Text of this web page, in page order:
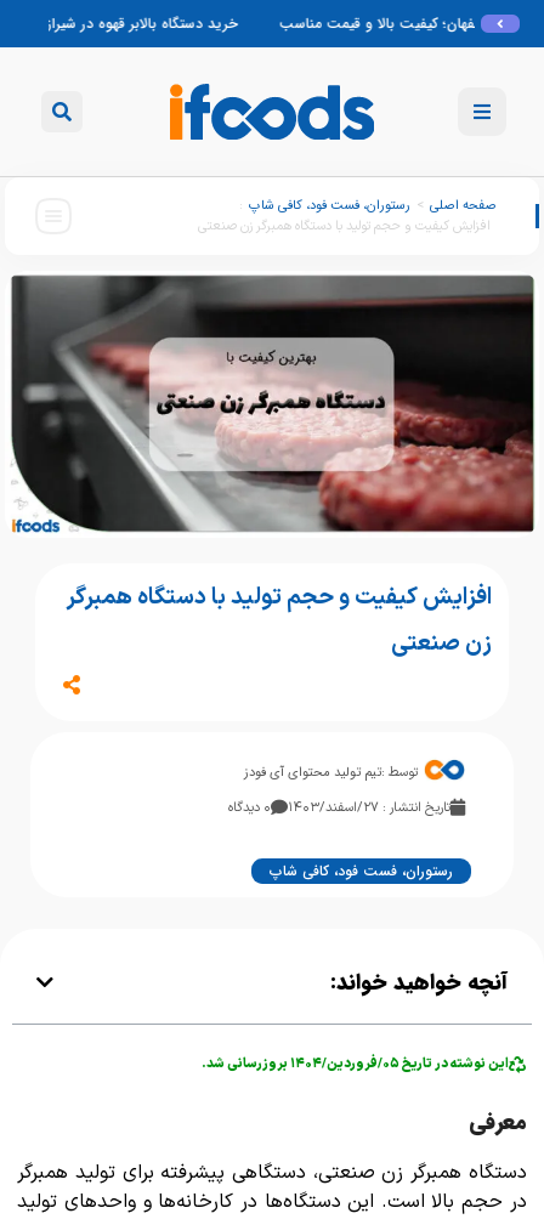
بالا و قیمت مناسب خرید دستگاه بالابر قهوه در شیراز با قیمت مناسب
صفحه اصلی > رستوران، فست فود، کافی شاپ :
افزایش کیفیت و حجم تولید با دستگاه همبرگر زن صنعتی
افزایش کیفیت و حجم تولید با دستگاه همبرگر
زن صنعتی
توسط :تیم تولید محتوای آی فودز
تاریخ انتشار : ۲۷/اسفند/۱۴۰۳
۰ دیدگاه
رستوران، فست فود، کافی شاپ
آنچه خواهید خواند:
این نوشته در تاریخ ۰۵/فروردین/۱۴۰۴ بروزرسانی شد.
معرفی
دستگاه همبرگر زن صنعتی، دستگاهی پیشرفته برای تولید همبرگر
در حجم بالا است. این دستگاه‌ها در کارخانه‌ها و واحدهای تولید